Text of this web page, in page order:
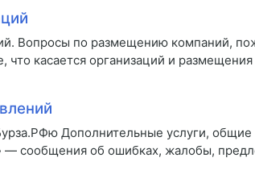
Вопросы по размещению компаний,
касается организаций и размещения
Дополнительные услуги, общие
— сообщения об ошибках, жалобы,